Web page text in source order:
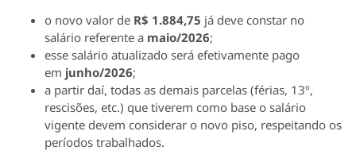
o novo valor de R$ 1.884,75 já deve constar no
salário referente a maio/2026;
esse salário atualizado será efetivamente pago
em junho/2026;
a partir daí, todas as demais parcelas (férias, 13º,
rescisões, etc.) que tiverem como base o salário
vigente devem considerar o novo piso, respeitando os
períodos trabalhados.